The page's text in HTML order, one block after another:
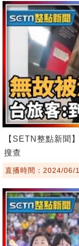
【SETN整點新聞
搜查
直播時間：2024/06/